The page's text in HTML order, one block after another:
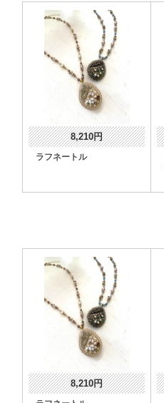
8,210円
ラフネートル
8,210円